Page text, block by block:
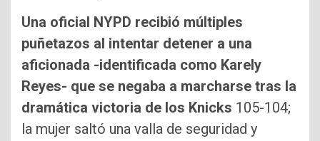
Una oficial NYPD recibió múltiples
puñetazos al intentar detener a una
aficionada -identificada como Karely
Reyes- que se negaba a marcharse tras la
dramática victoria de los Knicks 105-104;
la mujer saltó una valla de seguridad y